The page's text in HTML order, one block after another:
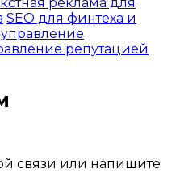
SEO для финтеха и
репутацией
связи или напишите